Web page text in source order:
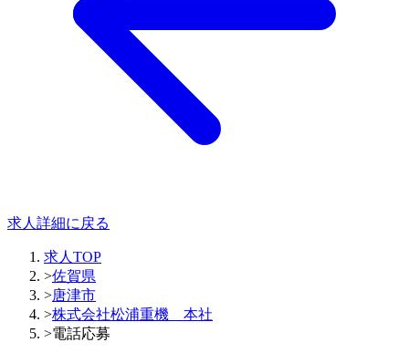
求人詳細に戻る
求人TOP
>佐賀県
>唐津市
>株式会社松浦重機 本社
>電話応募